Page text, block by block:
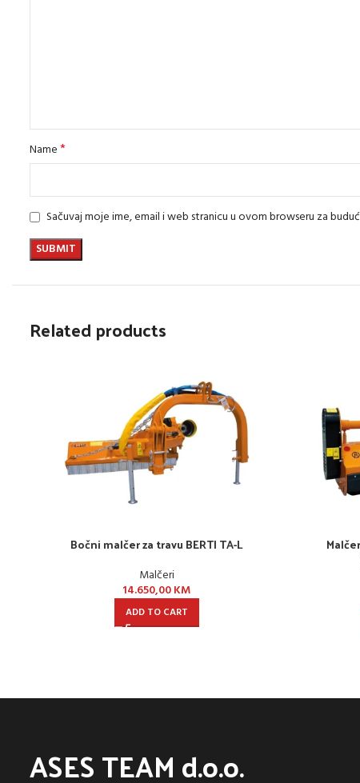
Name*
Sačuvaj moje ime, email i web stranicu u ovom browseru za
Related products
Bočni malčer za travu BERTI TA-L
Malčeri
14.650,00KM
ADD TO CART
ASES TEAM d.o.o.